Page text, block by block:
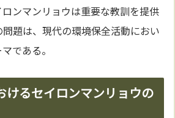
ンマンリョウは重要な教訓を提供
問題は、現代の環境保全活動におい
である。
けるセイロンマンリョウの